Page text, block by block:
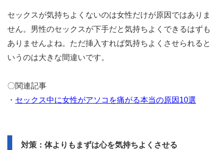
セックスが気持ちよくないのは女性だけが原因ではありま
せん。男性のセックスが下手だと気持ちよくできるはずも
ありませんよね。ただ挿入すれば気持ちよくさせられると
いうのは大きな間違いです。
〇関連記事
・ セックス中に女性がアソコを痛がる本当の原因10選
対策：体よりもまずは心を気持ちよくさせる